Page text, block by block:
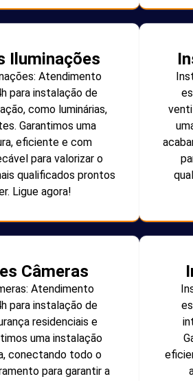
Iluminações
Atendimento
para instalação de
como luminárias,
Garantimos uma
eficiente e com
para valorizar o
qualificados prontos
Ligue agora!
Câmeras
Atendimento
para instalação de
residenciais e
uma instalação
conectando todo o
para garantir a